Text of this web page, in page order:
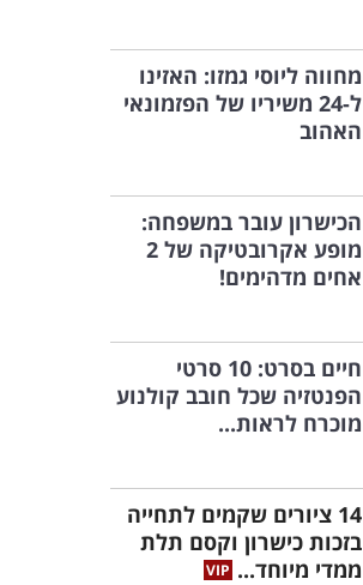
מחווה ליוסי גמזו: האזינו
ל-24 משיריו של הפזמונאי
האהוב
הכישרון עובר במשפחה:
מופע אקרובטיקה של 2
אחים מדהימים!
חיים בסרט: 10 סרטי
הפנטזיה שכל חובב קולנוע
מוכרח לראות...
14 ציורים שקמים לתחייה
בזכות כישרון וקסם תלת
ממדי מיוחד...